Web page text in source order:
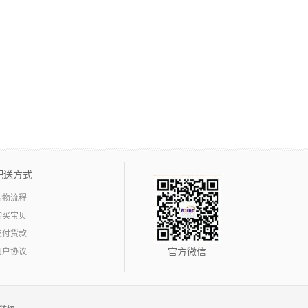
送方式
物流程
买宝贝
付货款
户协议
官方微信